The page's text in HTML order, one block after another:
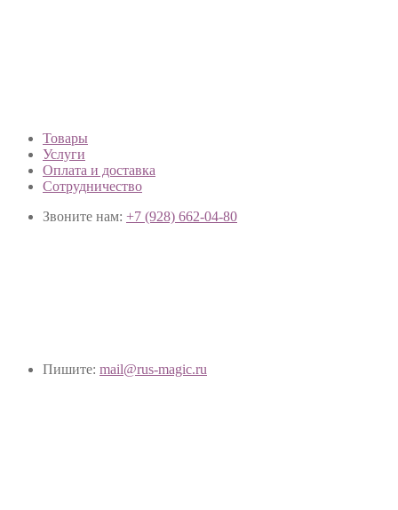
Товары
Услуги
Оплата и доставка
Сотрудничество
Звоните нам: +7 (928) 662-04-80
Пишите: mail@rus-magic.ru